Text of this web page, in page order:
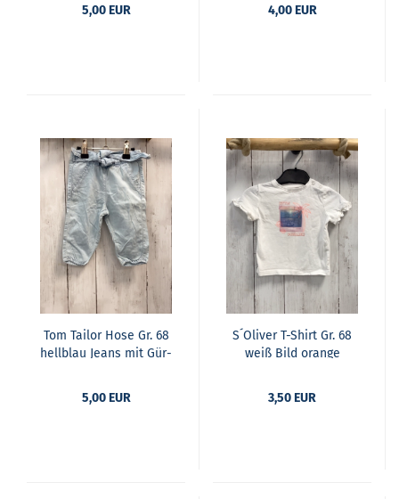
5,00 EUR
4,00 EUR
Tom Tailor Hose Gr. 68
hell­blau Jeans mit Gür­
5,00 EUR
S´Oli­ver T-​Shirt Gr. 68
weiß Bild oran­ge
3,50 EUR